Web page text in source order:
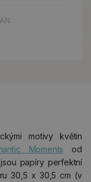
motivy květin
Moments od
papíry perfektní
30,5 x 30,5 cm (v